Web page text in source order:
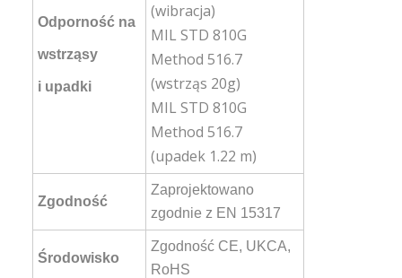
Odporność na
wstrząsy
i upadki
(wibracja)
MIL STD 810G
Method 516.7
(wstrząs 20g)
MIL STD 810G
Method 516.7
(upadek 1.22 m)
Zgodność
Zaprojektowano
zgodnie z EN 15317
Środowisko
Zgodność CE, UKCA,
RoHS